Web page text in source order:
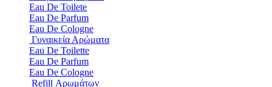
Eau De Toilete
Eau De Parfum
Eau De Cologne
Γυναικεία Αρώματα
Eau De Toilette
Eau De Parfum
Eau De Cologne
Refill Αρωμάτων